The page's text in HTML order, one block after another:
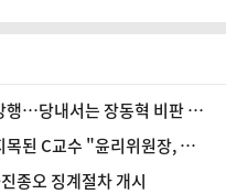
행…당내서는 장동혁 비판 목
된 C교수 "윤리위원장, 외
종오 징계절차 개시